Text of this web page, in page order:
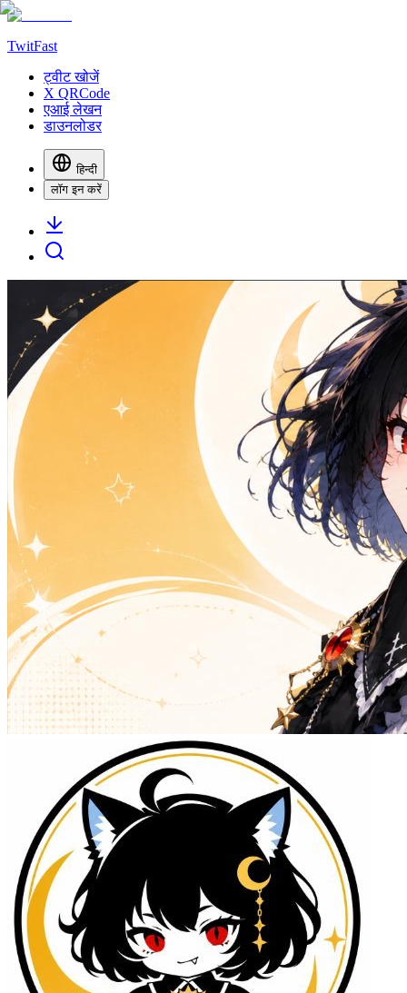
TwitFast
ट्वीट खोजें
X QRCode
एआई लेखन
डाउनलोडर
हिन्दी
लॉग इन करें